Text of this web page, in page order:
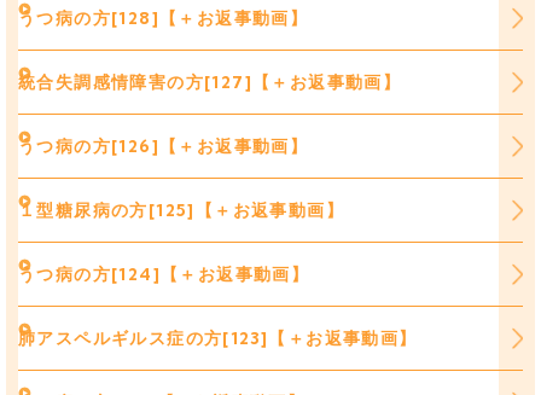
うつ病の方[128]【＋お返事動画】
統合失調感情障害の方[127]【＋お返事動画】
うつ病の方[126]【＋お返事動画】
１型糖尿病の方[125]【＋お返事動画】
うつ病の方[124]【＋お返事動画】
肺アスペルギルス症の方[123]【＋お返事動画】